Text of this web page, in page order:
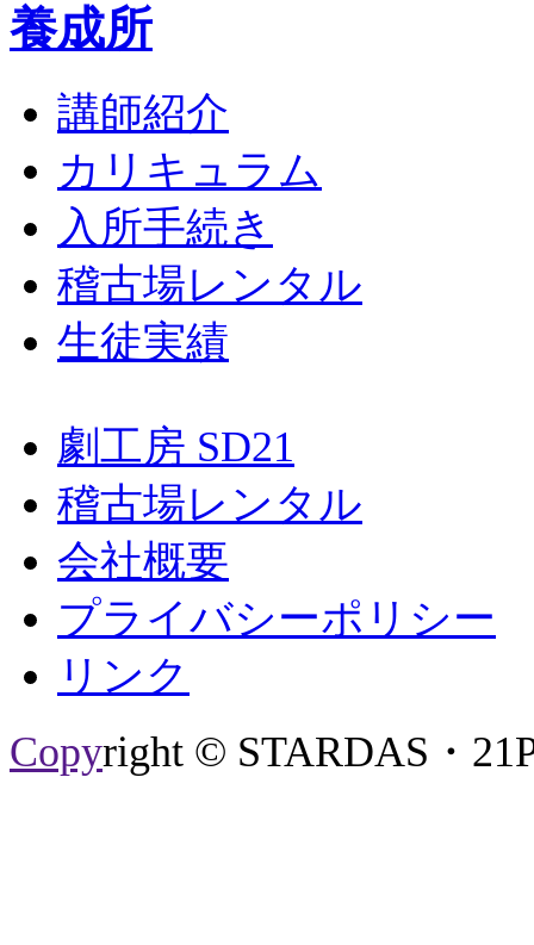
養成所
講師紹介
カリキュラム
入所手続き
稽古場レンタル
生徒実績
劇工房 SD21
稽古場レンタル
会社概要
プライバシーポリシー
リンク
Copyright © STARDAS・